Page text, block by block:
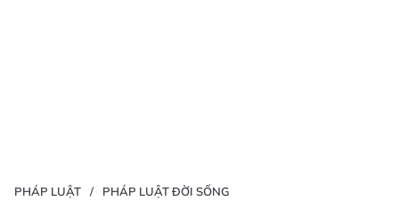
PHÁP LUẬT PHÁP LUẬT ĐỜI SỐNG